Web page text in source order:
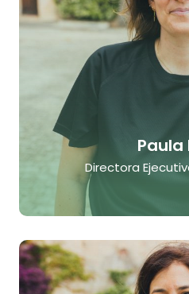
Paula
Directora